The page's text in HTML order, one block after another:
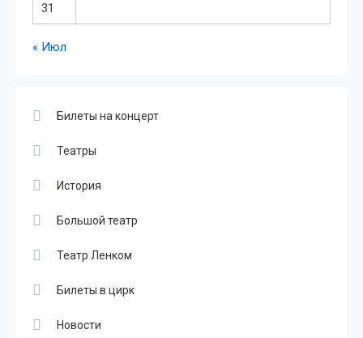
31
« Июл
Билеты на концерт
Театры
История
Большой театр
Театр Ленком
Билеты в цирк
Новости